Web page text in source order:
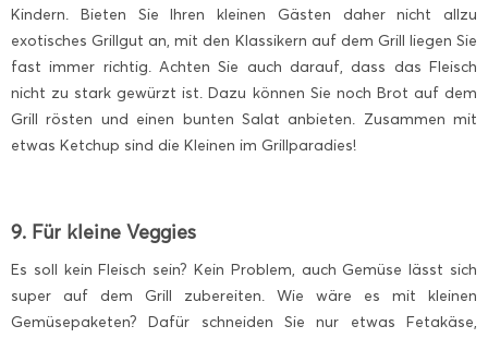
Kindern. Bieten Sie Ihren kleinen Gästen daher nicht allzu
exotisches Grillgut an, mit den Klassikern auf dem Grill liegen Sie
fast immer richtig. Achten Sie auch darauf, dass das Fleisch
nicht zu stark gewürzt ist. Dazu können Sie noch Brot auf dem
Grill rösten und einen bunten Salat anbieten. Zusammen mit
etwas Ketchup sind die Kleinen im Grillparadies!
9. Für kleine Veggies
Es soll kein Fleisch sein? Kein Problem, auch Gemüse lässt sich
super auf dem Grill zubereiten. Wie wäre es mit kleinen
Gemüsepaketen? Dafür schneiden Sie nur etwas Fetakäse,